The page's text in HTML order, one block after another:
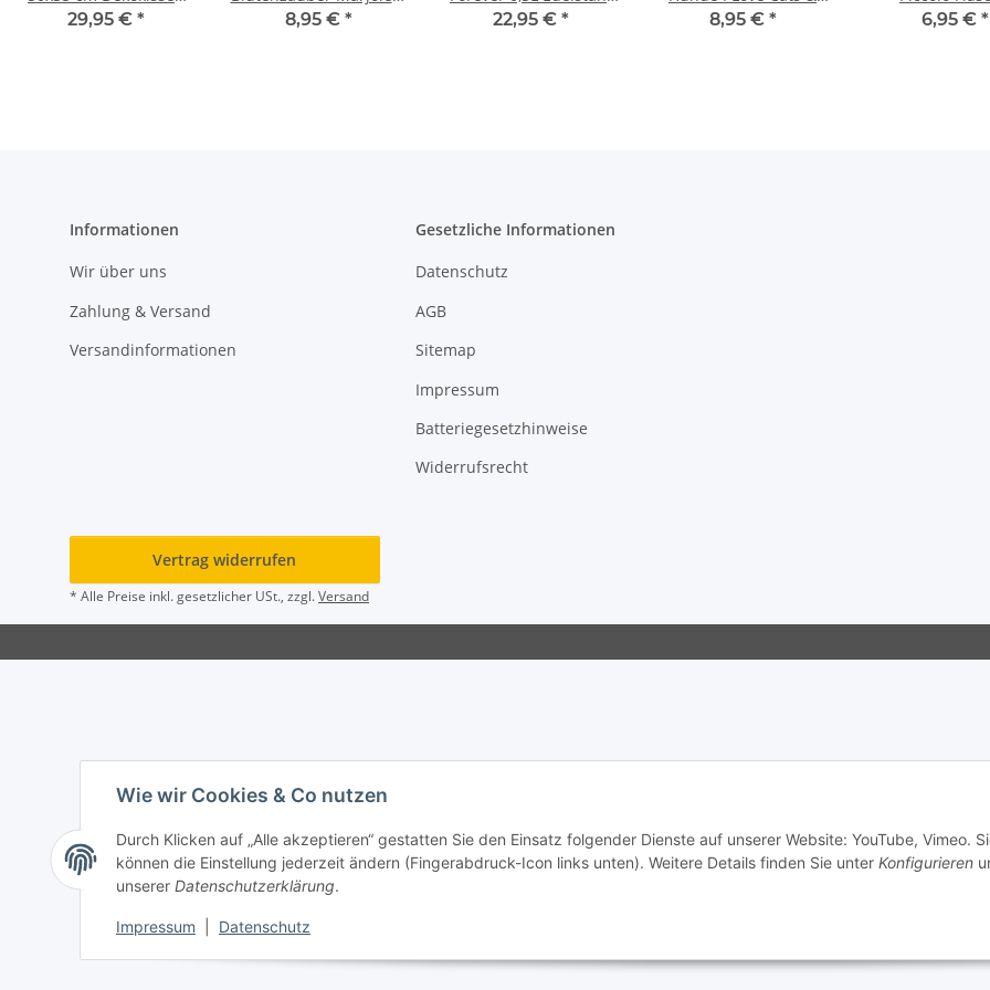
Wie wir Cookies & Co nutzen
Durch Klicken auf „Alle akzeptieren“ gestatten Sie den Einsatz folgender Dienste auf unserer Website: YouTube, Vimeo.
können die Einstellung jederzeit ändern (Fingerabdruck-Icon links unten). Weitere Details finden Sie unter Konfigurieren
unserer Datenschutzerklärung.
Impressum Datenschutz
Blumen Marjolein
29,95 € *
Bastin mit Putztuch
8,95 € *
Trinkflasche Schule
22,95 € *
Dogs Spiegelburg
8,95 € *
Geschenk
6,95 € *
Informationen
Wir über uns
Zahlung & Versand
Versandinformationen
Gesetzliche Informationen
Datenschutz
AGB
Sitemap
Impressum
Batteriegesetzhinweise
Widerrufsrecht
Vertrag widerrufen
* Alle Preise inkl. gesetzlicher USt., zzgl.Versand